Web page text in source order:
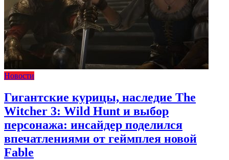
Новости
Гигантские курицы, наследие The
Witcher 3: Wild Hunt и выбор
персонажа: инсайдер поделился
впечатлениями от геймплея новой
Fable